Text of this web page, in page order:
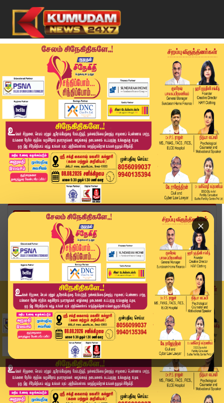
×
Home
வீடியோ ஸ்டோரி
திமுக தயவில் தவெக ஆட்சி - மு. க. ஸ்டாலின் | CM ...